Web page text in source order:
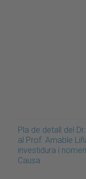
Pla de detall del
al Prof. Amable
investidura i
Causa